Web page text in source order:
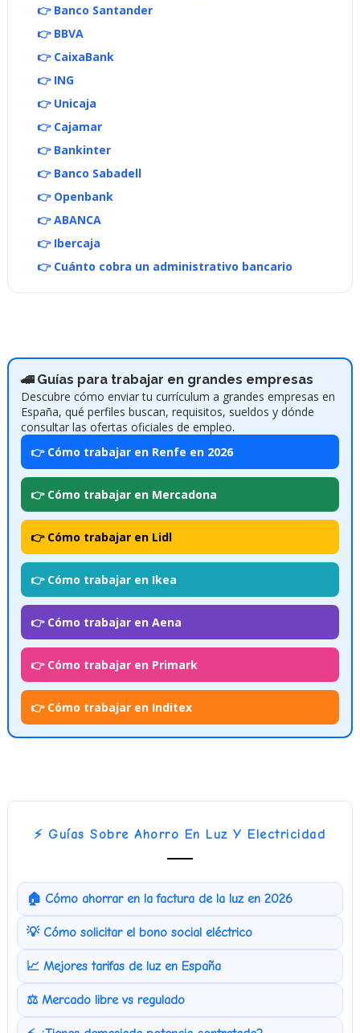
👉 Banco Santander
👉 BBVA
👉 CaixaBank
👉 ING
👉 Unicaja
👉 Cajamar
👉 Bankinter
👉 Banco Sabadell
👉 Openbank
👉 ABANCA
👉 Ibercaja
👉 Cuánto cobra un administrativo bancario
🚄 Guías para trabajar en grandes empresas
Descubre cómo enviar tu currículum a grandes empresas en
España, qué perfiles buscan, requisitos, sueldos y dónde
consultar las ofertas oficiales de empleo.
👉 Cómo trabajar en Renfe en 2026
👉 Cómo trabajar en Mercadona
👉 Cómo trabajar en Lidl
👉 Cómo trabajar en Ikea
👉 Cómo trabajar en Aena
👉 Cómo trabajar en Primark
👉 Cómo trabajar en Inditex
⚡ Guías Sobre Ahorro En Luz Y Electricidad
🏠 Cómo ahorrar en la factura de la luz en 2026
💡 Cómo solicitar el bono social eléctrico
📈 Mejores tarifas de luz en España
⚖️ Mercado libre vs regulado